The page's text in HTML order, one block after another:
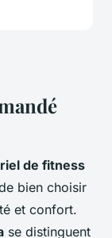
de fitness
bien choisir
et confort.
se distinguent